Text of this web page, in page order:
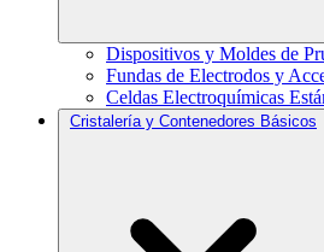
Dispositivos y Moldes de
Fundas de Electrodos y
Celdas Electroquímicas
Cristalería y Contenedores Básicos